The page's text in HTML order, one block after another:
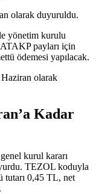
olarak duyuruldu.
yönetim kurulu
ATAKP payları için
ödemesi yapılacak.
Haziran olarak
Kadar
kurul kararı
TEZOL koduyla
tutarı 0,45 TL, net